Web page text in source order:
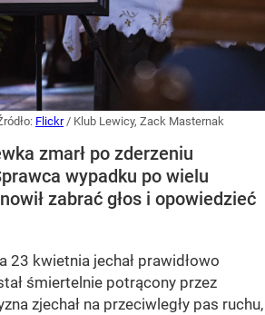
Flickr / Klub Lewicy, Zack Masternak
zmarł po zderzeniu
wypadku po wielu
zabrać głos i opowiedzieć
23 kwietnia jechał prawidłowo
śmiertelnie potrącony przez
zjechał na przeciwległy pas ruchu,